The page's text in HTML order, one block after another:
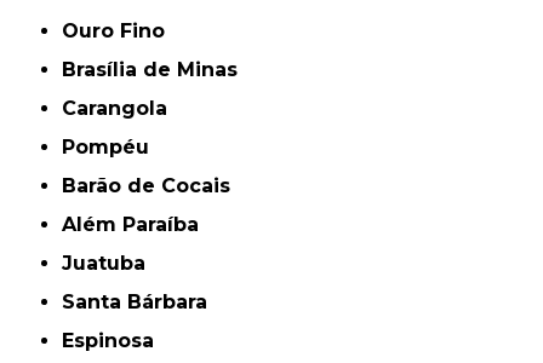
Ouro Fino
Brasília de Minas
Carangola
Pompéu
Barão de Cocais
Além Paraíba
Juatuba
Santa Bárbara
Espinosa